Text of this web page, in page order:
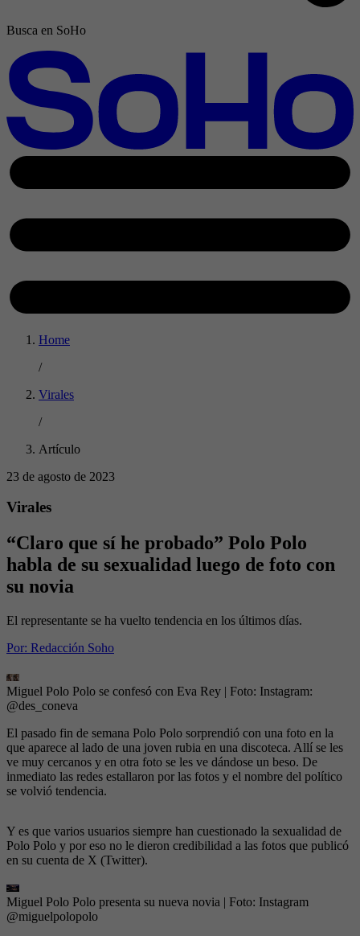
Busca en SoHo
Home
/
Virales
/
Artículo
23 de agosto de 2023
Virales
“Claro que sí he probado” Polo Polo
habla de su sexualidad luego de foto con
su novia
El representante se ha vuelto tendencia en los últimos días.
Por: Redacción Soho
Miguel Polo Polo se confesó con Eva Rey | Foto: Instagram:
@des_coneva
El pasado fin de semana Polo Polo sorprendió con una foto en la
que aparece al lado de una joven rubia en una discoteca. Allí se les
ve muy cercanos y en otra foto se les ve dándose un beso. De
inmediato las redes estallaron por las fotos y el nombre del político
se volvió tendencia.
Y es que varios usuarios siempre han cuestionado la sexualidad de
Polo Polo y por eso no le dieron credibilidad a las fotos que publicó
en su cuenta de X (Twitter).
Miguel Polo Polo presenta su nueva novia | Foto: Instagram
@miguelpolopolo